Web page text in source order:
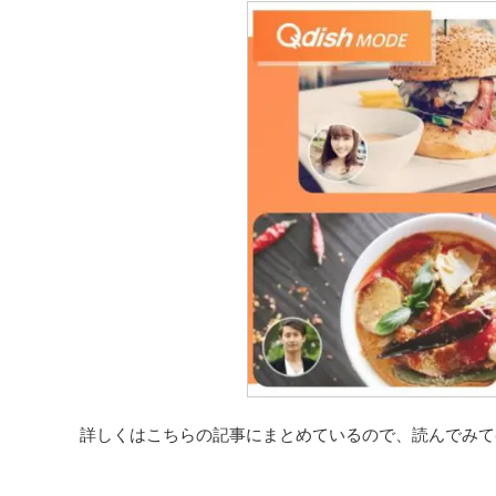
詳しくはこちらの記事にまとめているので、読んでみ